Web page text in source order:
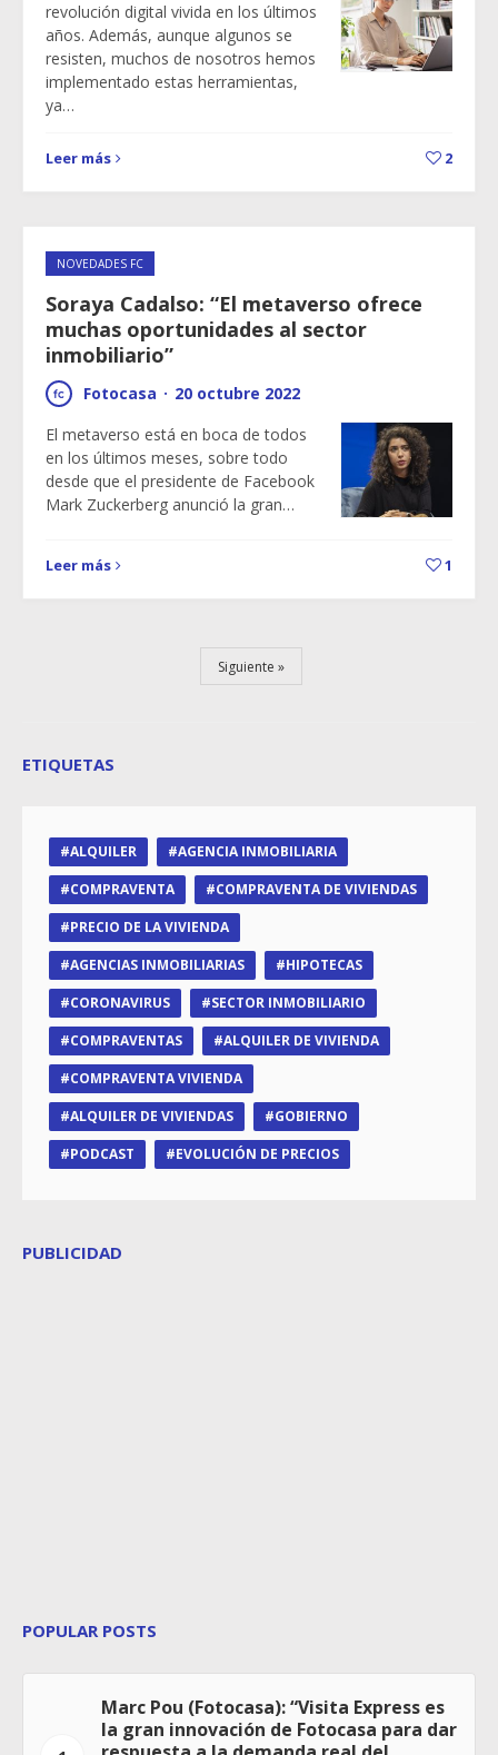
revolución digital vivida en los últimos
años. Además, aunque algunos se
resisten, muchos de nosotros hemos
implementado estas herramientas,
ya…
Leer más 2
NOVEDADES FC
Soraya Cadalso: “El metaverso ofrece
muchas oportunidades al sector
inmobiliario”
Fotocasa · 20 octubre 2022
El metaverso está en boca de todos
en los últimos meses, sobre todo
desde que el presidente de Facebook
Mark Zuckerberg anunció la gran…
Leer más 1
Siguiente
ETIQUETAS
ALQUILER
AGENCIA INMOBILIARIA
COMPRAVENTA
COMPRAVENTA DE VIVIENDAS
PRECIO DE LA VIVIENDA
AGENCIAS INMOBILIARIAS
HIPOTECAS
CORONAVIRUS
SECTOR INMOBILIARIO
COMPRAVENTAS
ALQUILER DE VIVIENDA
COMPRAVENTA VIVIENDA
ALQUILER DE VIVIENDAS
GOBIERNO
PODCAST
EVOLUCIÓN DE PRECIOS
PUBLICIDAD
POPULAR POSTS
Marc Pou (Fotocasa): “Visita Express es
la gran innovación de Fotocasa para dar